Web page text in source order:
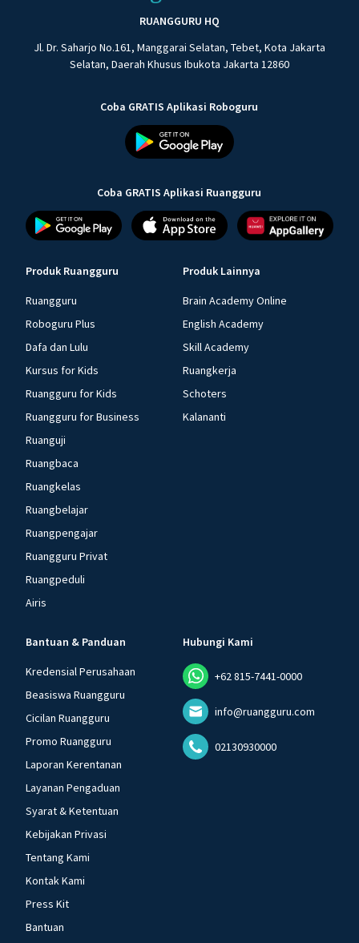
RUANGGURU HQ
Jl. Dr. Saharjo No.161, Manggarai Selatan, Tebet, Kota Jakarta
Selatan, Daerah Khusus Ibukota Jakarta 12860
Coba GRATIS Aplikasi Roboguru
Coba GRATIS Aplikasi Ruangguru
Produk Ruangguru
Ruangguru
Roboguru Plus
Dafa dan Lulu
Kursus for Kids
Ruangguru for Kids
Ruangguru for Business
Ruanguji
Ruangbaca
Ruangkelas
Ruangbelajar
Ruangpengajar
Ruangguru Privat
Ruangpeduli
Airis
Produk Lainnya
Brain Academy Online
English Academy
Skill Academy
Ruangkerja
Schoters
Kalananti
Bantuan & Panduan
Kredensial Perusahaan
Beasiswa Ruangguru
Cicilan Ruangguru
Promo Ruangguru
Laporan Kerentanan
Layanan Pengaduan
Syarat & Ketentuan
Kebijakan Privasi
Tentang Kami
Kontak Kami
Press Kit
Bantuan
Hubungi Kami
+62 815-7441-0000
info@ruangguru.com
02130930000